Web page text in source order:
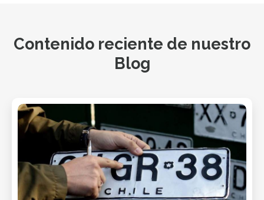
Contenido reciente de nuestro
Blog